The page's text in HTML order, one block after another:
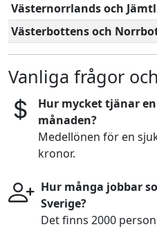
Västernorrlands och
Västerbottens och
Vanliga frågor
Hur mycket tjänar
månaden?
Medellönen för en
kronor.
Hur många jobbar
Sverige?
Det finns 2000